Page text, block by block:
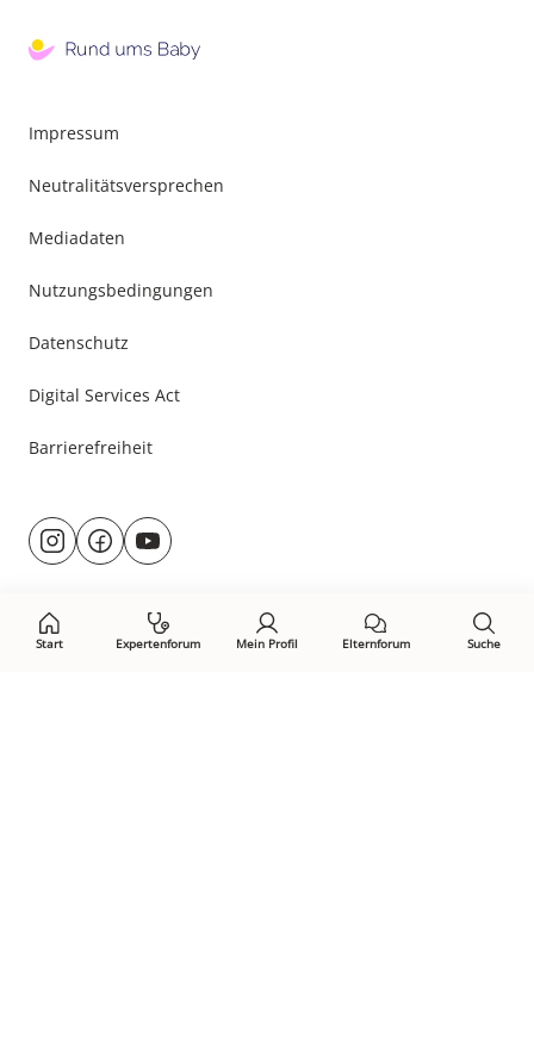
Start Expertenforum Mein Profil Elternforum Suche
Impressum
Neutralitätsversprechen
Mediadaten
Nutzungsbedingungen
Datenschutz
Digital Services Act
Barrierefreiheit
Besuche
uns@rund.ums.baby
facebook.com/rundumsbaby.de
youtube.com/@rundumsbaby_